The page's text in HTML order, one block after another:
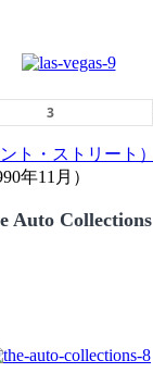
ト・ストリート）
年11月）
Auto Collections